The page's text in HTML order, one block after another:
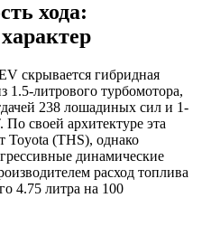
хода:
скрывается гибридная
1.5-литрового турбомотора,
238 лошадиных сил и 1-
своей архитектуре эта
Toyota (THS), однако
динамические
расход топлива
4.75 литра на 100